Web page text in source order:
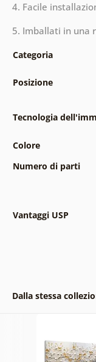
4. Facile
5. Imballati in una
Categoria
Posizione
Tecnologia
Colore
Numero di parti
Vantaggi USP
Dalla stessa